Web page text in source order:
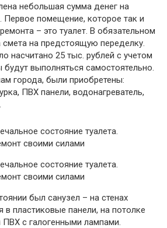
небольшая сумма денег на
Первое помещение, которое так и
– это туалет. В обязательном
смета на предстоящую переделку.
насчитано 25 тыс. рублей с учетом
будут выполняться самостоятельно.
города, были приобретены:
ПВХ панели, водонагреватель,
был санузел – на стенах
в пластиковые панели, на потолке
с галогенными лампами.